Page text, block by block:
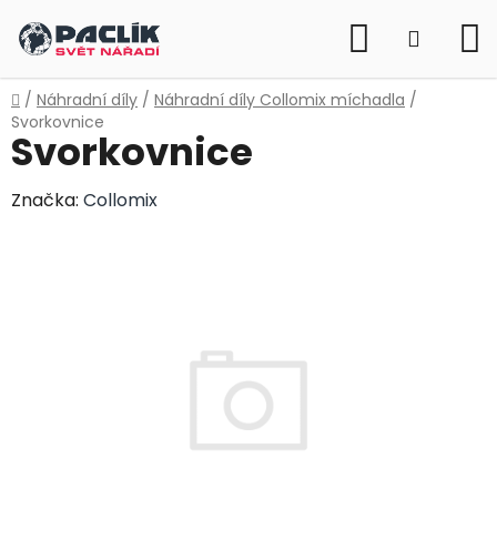
na
obsah
Hledat
Domů
/ Náhradní díly / Náhradní díly Collomix míchadla /
Svorkovnice
Svorkovnice
Značka: Collomix